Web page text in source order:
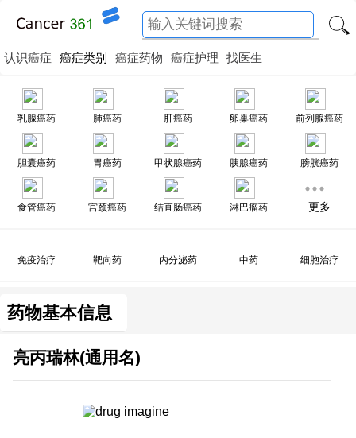
认识癌症 癌症类别 癌症药物 癌症护理 找医生
乳腺癌药 肺癌药 肝癌药 卵巢癌药 前列腺癌药
胆囊癌药 胃癌药 甲状腺癌药 胰腺癌药 膀胱癌药
食管癌药 宫颈癌药 结直肠癌药 淋巴瘤药 更多
免疫治疗 靶向药 内分泌药 中药 细胞治疗
药物基本信息
亮丙瑞林(通用名)